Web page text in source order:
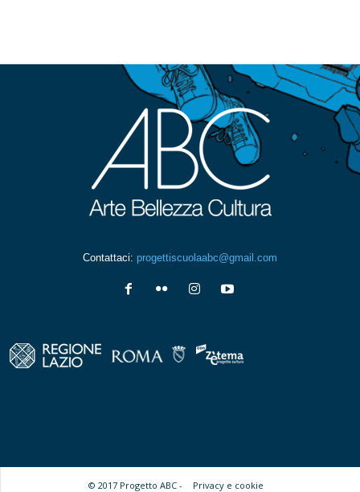
Contattaci: progettiscuolaabc@gmail.com
© 2017 Progetto ABC - Privacy e cookie